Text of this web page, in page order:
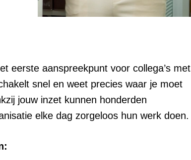
eerste aanspreekpunt voor collega’s met
snel en weet precies waar je moet
jouw inzet kunnen honderden
elke dag zorgeloos hun werk doen.